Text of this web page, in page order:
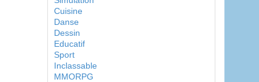
Cuisine
Danse
Dessin
Educatif
Sport
Inclassable
MMORPG